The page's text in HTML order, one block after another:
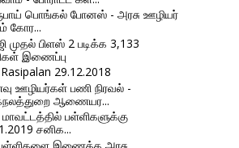
பொங்கல் போனஸ் - அரசு ஊழியர்
கோர...
முதல் பிளஸ் 2 படிக்க 3,133
இணைப்பு
29.12.2018
ஊழியர்கள் பணி நிரவல் -
ஆணையர...
மாவட்டத்தில் பள்ளிகளுக்கு
சனிக...
இணைக்க அரசு